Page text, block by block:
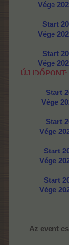
Vége
Start
Vége
Start
Vége
ÚJ IDŐPONT:
Start
Vége
Start
Vége
Start
Vége
Start
Vége
Az event